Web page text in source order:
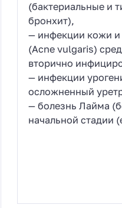
(бактериальные и
бронхит),
— инфекции кожи и
(Acne vulgaris)
вторично
— инфекции
осложненный
— болезнь Лайма
начальной стадии